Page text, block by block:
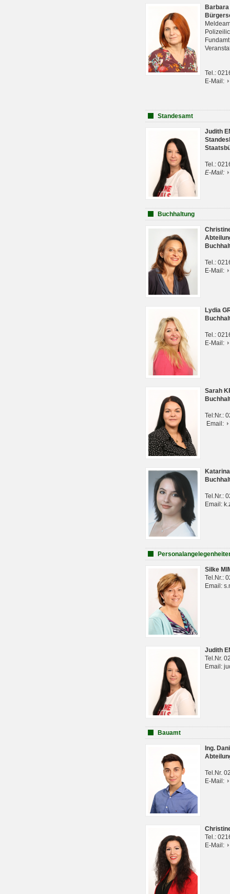
Tel.:
E-Mail:
Standesamt
Judith
Tel.:
E-Mail:
Buchhaltung
Tel.:
E-Mail:
Lydia
Tel.:
E-Mail:
Sarah
Tel:Nr.:
Email:
Tel.Nr.:
Email:
Silke
Tel.Nr.:
Email:
Judith
Tel.Nr.
Email:
Bauamt
Ing.
Tel.Nr.
E-Mail:
Tel.:
E-Mail: